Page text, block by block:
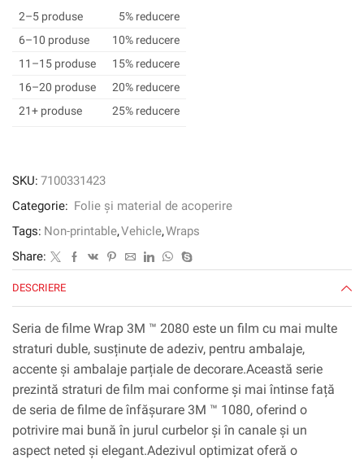
3M
2080-
HG73,
Ruby
Rosso
mm
22,86
m,
în
x
2–5 produse
5% reducere
6–10 produse
10% reducere
11–15 produse
15% reducere
16–20 produse
20% reducere
21+ produse
25% reducere
SKU: 7100331423
Categorie: Folie și material de acoperire
Tags: Non-printable,Vehicle,Wraps
Share:
DESCRIERE
Seria de filme Wrap 3M ™ 2080 este un film cu mai multe
straturi duble, susținute de adeziv, pentru ambalaje,
accente și ambalaje parțiale de decorare.Această serie
prezintă straturi de film mai conforme și mai întinse față
de seria de filme de înfășurare 3M ™ 1080, oferind o
potrivire mai bună în jurul curbelor și în canale și un
aspect neted și elegant.Adezivul optimizat oferă o